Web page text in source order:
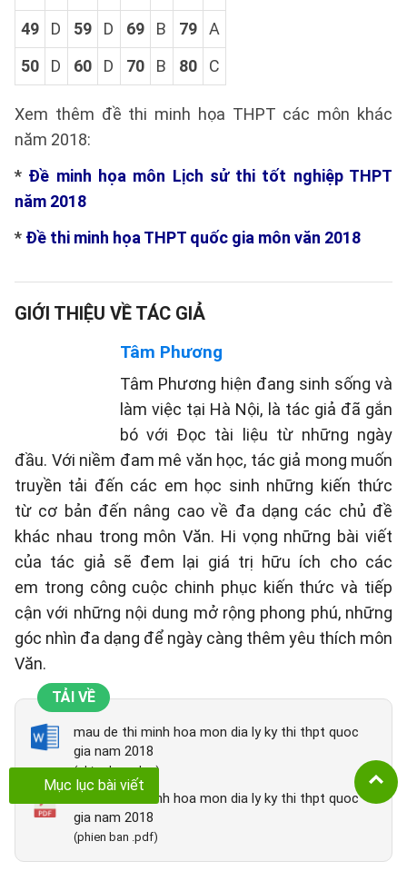
Mục lục bài viết
49
D 59 D 69 B 79
A
50
D 60 D 70 B 80 C
Xem thêm đề thi minh họa THPT các môn khác
năm 2018:
* Đề minh họa môn Lịch sử thi tốt nghiệp THPT
năm 2018
* Đề thi minh họa THPT quốc gia môn văn 2018
GIỚI THIỆU VỀ TÁC GIẢ
Tâm Phương
Tâm Phương hiện đang sinh sống và
làm việc tại Hà Nội, là tác giả đã gắn
bó với Đọc tài liệu từ những ngày
đầu. Với niềm đam mê văn học, tác giả mong muốn
truyền tải đến các em học sinh những kiến thức
từ cơ bản đến nâng cao về đa dạng các chủ đề
khác nhau trong môn Văn. Hi vọng những bài viết
của tác giả sẽ đem lại giá trị hữu ích cho các
em trong công cuộc chinh phục kiến thức và tiếp
cận với những nội dung mở rộng phong phú, những
góc nhìn đa dạng để ngày càng thêm yêu thích môn
Văn.
TẢI VỀ
mau de thi minh hoa mon dia ly ky thi thpt quoc
gia nam 2018
(phien ban .doc)
mau de thi minh hoa mon dia ly ky thi thpt quoc
gia nam 2018
(phien ban .pdf)